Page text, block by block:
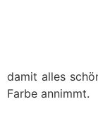
damit alles
Farbe annimmt.